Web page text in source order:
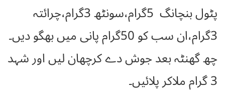
پٹول بنچانگ 5گرام،سونٹھ 3گرام،چرائتہ
3گرام،ان سب کو 50گرام پانی میں بھگو دیں۔
چھ گھنٹہ بعد جوش دے کرچھان لیں اور شہد
3 گرام ملاکر پلائیں۔